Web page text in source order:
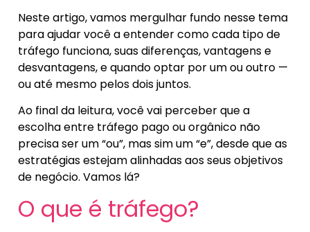
Neste artigo, vamos mergulhar fundo nesse tema
para ajudar você a entender como cada tipo de
tráfego funciona, suas diferenças, vantagens e
desvantagens, e quando optar por um ou outro —
ou até mesmo pelos dois juntos.
Ao final da leitura, você vai perceber que a
escolha entre tráfego pago ou orgânico não
precisa ser um “ou”, mas sim um “e”, desde que as
estratégias estejam alinhadas aos seus objetivos
de negócio. Vamos lá?
O que é tráfego?